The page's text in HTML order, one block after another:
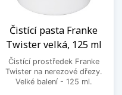
Čistící pasta Franke
Twister velká, 125 ml
Čistící prostředek Franke
Twister na nerezové dřezy.
Velké balení - 125 ml.